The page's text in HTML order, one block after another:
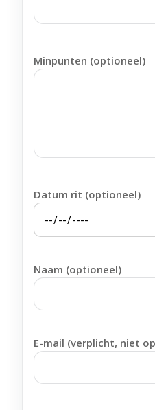
Minpunten (optioneel)
Datum rit (optioneel)
Naam (optioneel)
E-mail (verplicht, niet